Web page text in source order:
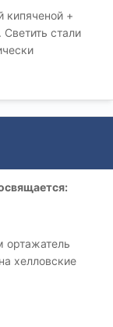
кипяченой +
стали
ортажатель
хелловские